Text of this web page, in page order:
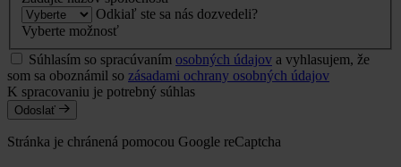
Odkiaľ ste sa nás dozvedeli?
Vyberte možnosť
Súhlasím so spracúvaním osobných údajov a vyhlasujem, že
som sa oboznámil so zásadami ochrany osobných údajov
K spracovaniu je potrebný súhlas
Odoslať
Stránka je chránená pomocou Google reCaptcha